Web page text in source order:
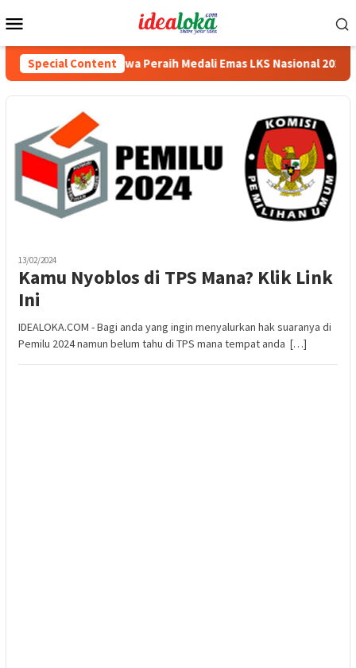
to
Menu
Special Content
Beasiswa Siswa Peraih Medali Emas LKS Nasional 2026
13/02/2024
Kamu Nyoblos di TPS Mana? Klik Link
Ini
IDEALOKA.COM - Bagi anda yang ingin menyalurkan hak suaranya di
Pemilu 2024 namun belum tahu di TPS mana tempat anda […]